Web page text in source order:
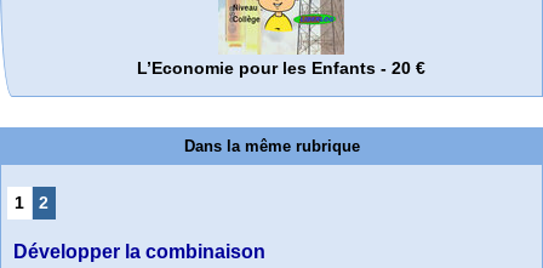
L’Economie pour les Enfants - 20 €
Dans la même rubrique
1 2
Développer la combinaison